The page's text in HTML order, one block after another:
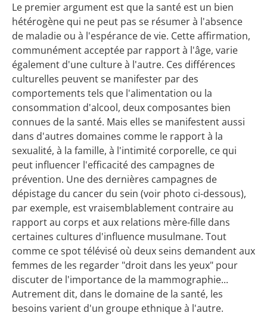
Le premier argument est que la santé est un bien
hétérogène qui ne peut pas se résumer à l'absence
de maladie ou à l'espérance de vie. Cette affirmation,
communément acceptée par rapport à l'âge, varie
également d'une culture à l'autre. Ces différences
culturelles peuvent se manifester par des
comportements tels que l'alimentation ou la
consommation d'alcool, deux composantes bien
connues de la santé. Mais elles se manifes­tent aussi
dans d'autres domaines comme le rapport à la
sexualité, à la famille, à l'intimité corporelle, ce qui
peut influen­cer l'efficacité des campagnes de
prévention. Une des dernières campagnes de
dépistage du cancer du sein (voir photo ci-dessous),
par exemple, est vraisemblablement contraire au
rapport au corps et aux relations mère-fille dans
certaines cultures d'influence musulmane. Tout
comme ce spot télévisé où deux seins demandent aux
femmes de les regarder "droit dans les yeux" pour
discuter de l'importance de la mammographie...
Autrement dit, dans le domaine de la santé, les
besoins varient d'un groupe ethnique à l'autre.